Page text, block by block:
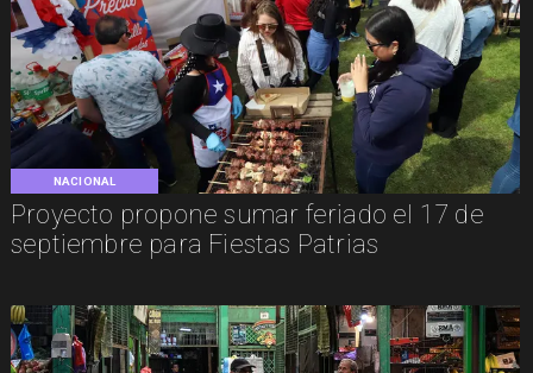
NACIONAL
Proyecto propone sumar feriado el 17 de
septiembre para Fiestas Patrias